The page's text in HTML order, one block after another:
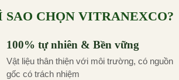
SAO CHỌN VITRANEXCO?
100% tự nhiên & Bền vững
Vật liệu thân thiện với môi trường, có nguồn
gốc có trách nhiệm